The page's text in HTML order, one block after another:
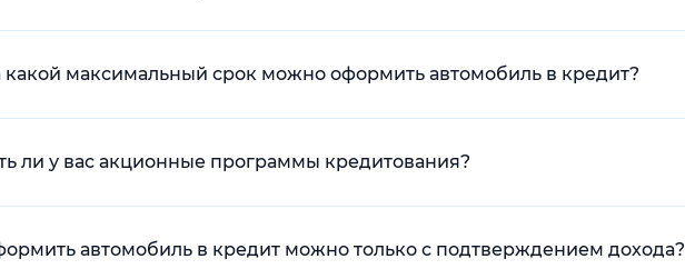
какой максимальный срок можно оформить автомобиль в кредит?
ли у вас акционные программы кредитования?
автомобиль в кредит можно только с подтверждением дохода?